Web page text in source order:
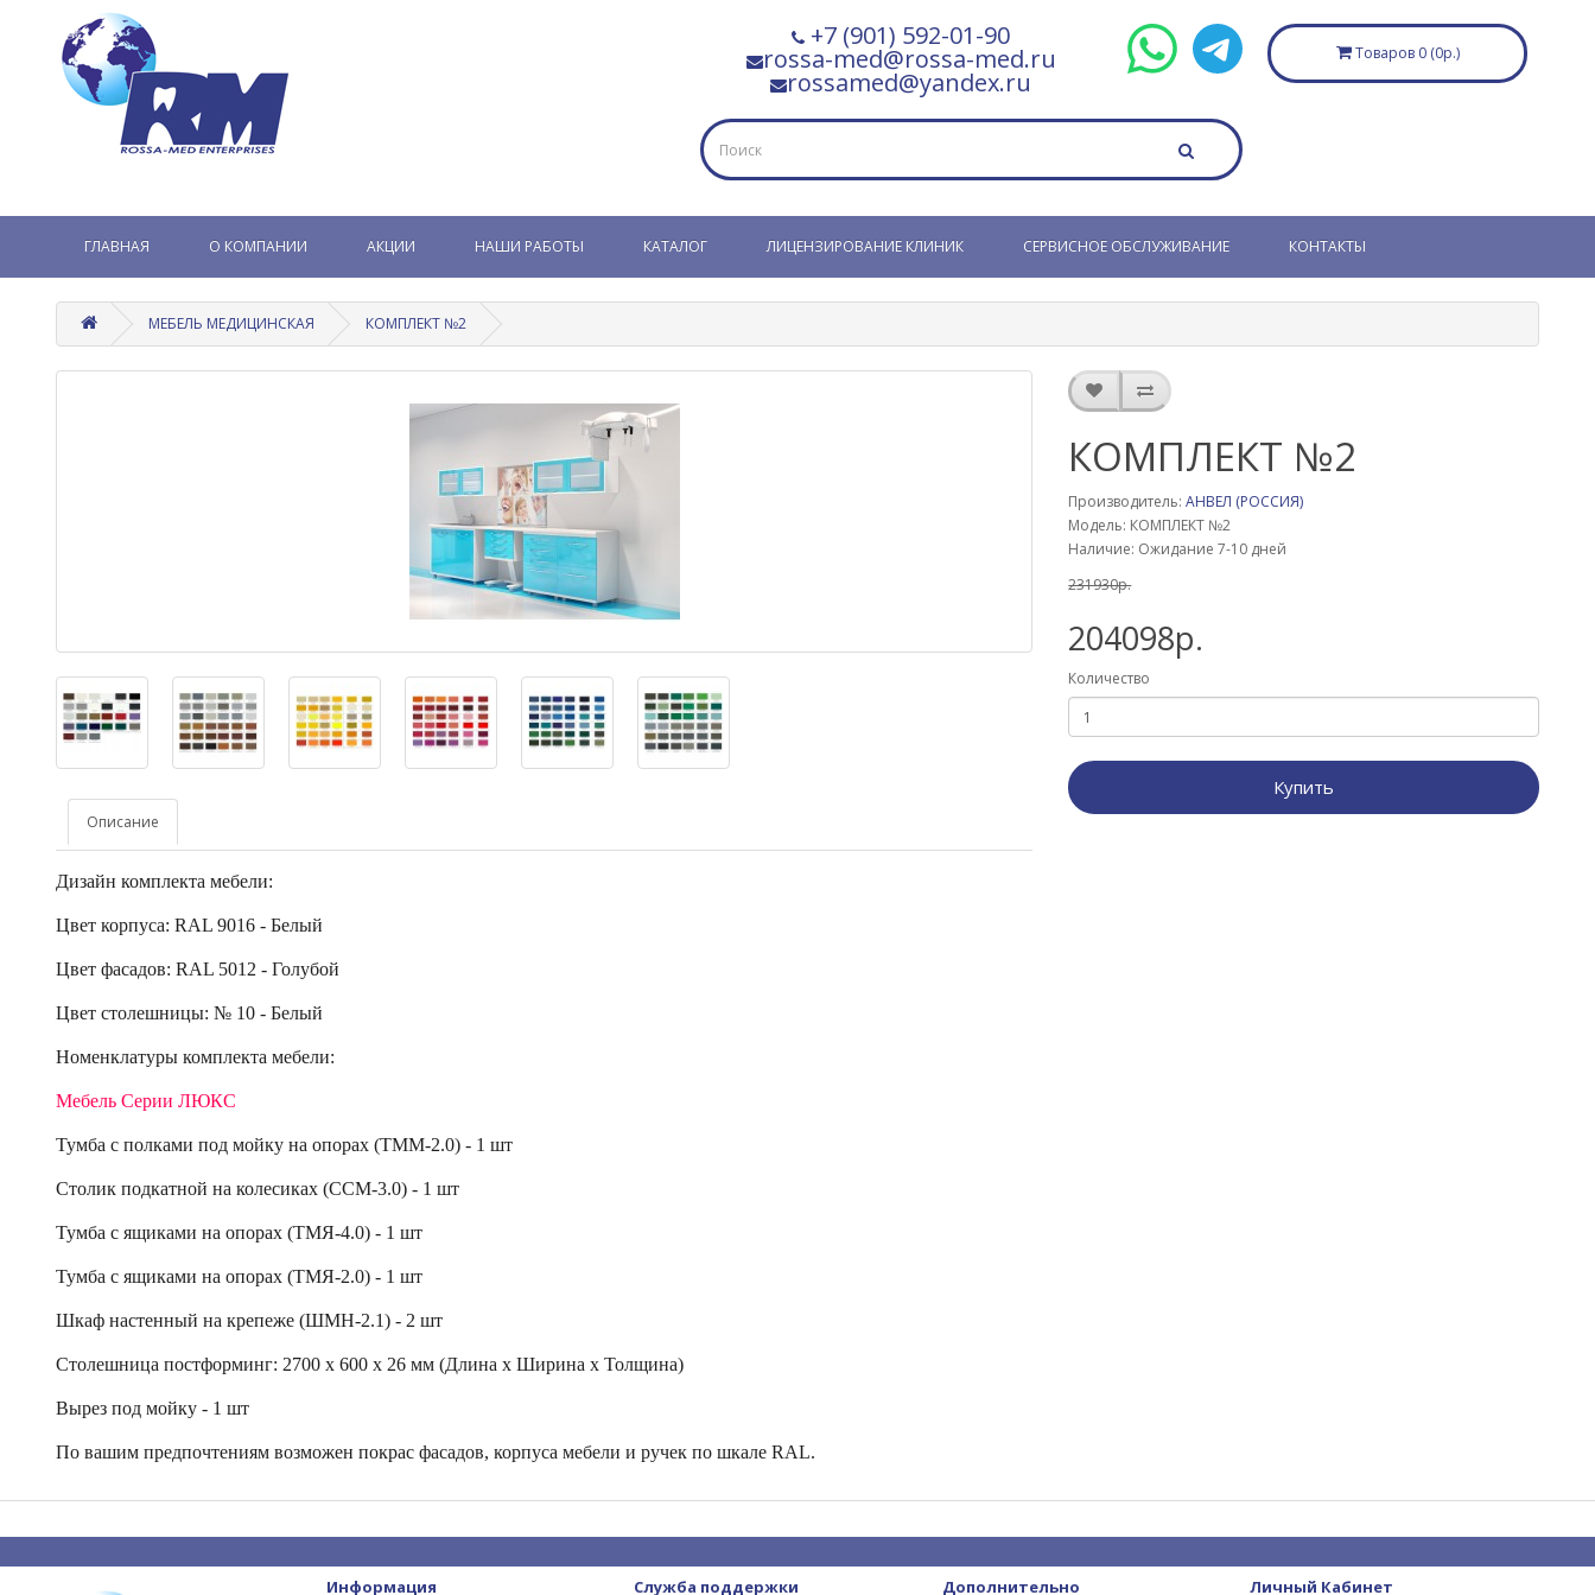
+7 (901) 592-01-90
rossa-med@rossa-med.ru
rossamed@yandex.ru
Товаров 0 (0р.)
ГЛАВНАЯ О КОМПАНИИ АКЦИИ НАШИ РАБОТЫ КАТАЛОГ ЛИЦЕНЗИРОВАНИЕ КЛИНИК СЕРВИСНОЕ ОБСЛУЖИВАНИЕ КОНТАКТЫ
МЕБЕЛЬ МЕДИЦИНСКАЯ КОМПЛЕКТ №2
Описание
Дизайн комплекта мебели:
Цвет корпуса: RAL 9016 - Белый
Цвет фасадов: RAL 5012 - Голубой
Цвет столешницы: № 10 - Белый
Номенклатуры комплекта мебели:
Мебель Серии ЛЮКС
Тумба с полками под мойку на опорах (ТММ-2.0) - 1 шт
Столик подкатной на колесиках (ССМ-3.0) - 1 шт
Тумба с ящиками на опорах (ТМЯ-4.0) - 1 шт
Тумба с ящиками на опорах (ТМЯ-2.0) - 1 шт
Шкаф настенный на крепеже (ШМН-2.1) - 2 шт
Столешница постформинг: 2700 х 600 х 26 мм (Длина х Ширина х Толщина)
Вырез под мойку - 1 шт
По вашим предпочтениям возможен покрас фасадов, корпуса мебели и ру­чек по шка­ле RAL.
КОМПЛЕКТ №2
Производитель:АНВЕЛ (РОССИЯ)
Модель: КОМПЛЕКТ №2
Наличие: Ожидание 7-10 дней
231930р.
204098р.
Количество
Купить
Информация Служба поддержки Дополнительно Личный Кабинет